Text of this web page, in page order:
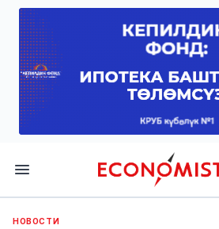
Economist.kg
НОВОСТИ